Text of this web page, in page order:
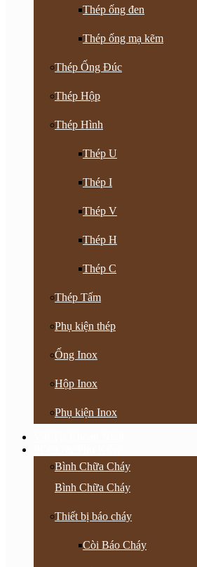
Thép ống đen
Thép ống mạ kẽm
Thép Ống Đúc
Thép Hộp
Thép Hình
Thép U
Thép I
Thép V
Thép H
Thép C
Thép Tấm
Phụ kiện thép
Ống Inox
Hộp Inox
Phụ kiện Inox
Bình Chữa Cháy
Bình Chữa Cháy
Thiết bị báo cháy
Còi Báo Cháy